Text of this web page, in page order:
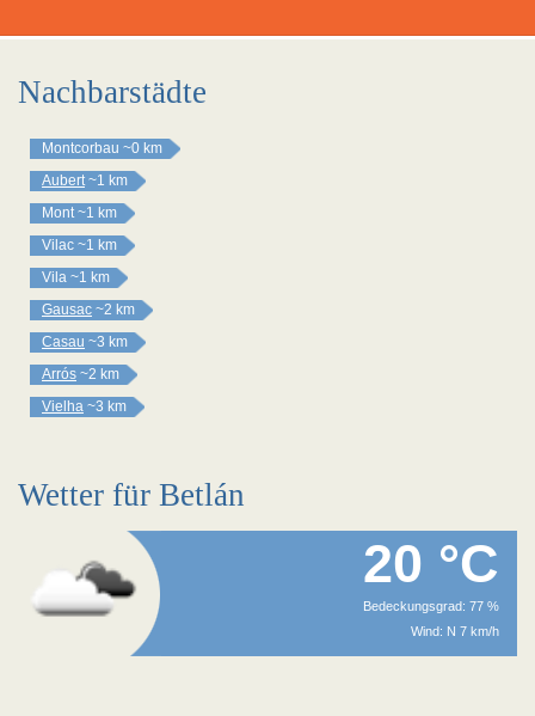
Nachbarstädte
Montcorbau ~0 km
Aubert ~1 km
Mont ~1 km
Vilac ~1 km
Vila ~1 km
Gausac ~2 km
Casau ~3 km
Arrós ~2 km
Vielha ~3 km
Wetter für Betlán
20 °C
Bedeckungsgrad: 77 %
Wind: N 7 km/h